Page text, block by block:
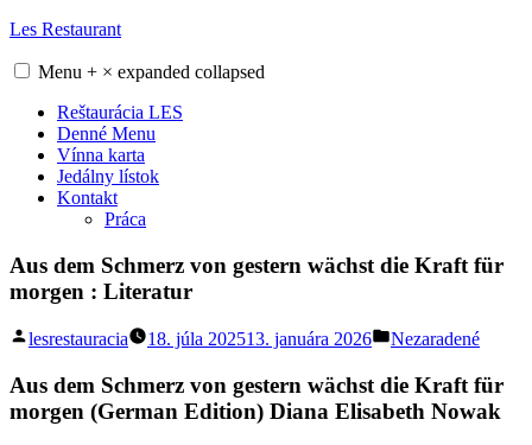
Skip
content
Les Restaurant
Menu + × expanded collapsed
Reštaurácia LES
Denné Menu
Vínna karta
Jedálny lístok
Kontakt
Práca
Aus dem Schmerz von gestern wächst die Kraft für
morgen : Literatur
Posted
lesrestauracia 18. júla 202513. januára 2026
Posted
Nezaradené
Aus dem Schmerz von gestern wächst die Kraft für
morgen (German Edition) Diana Elisabeth Nowak